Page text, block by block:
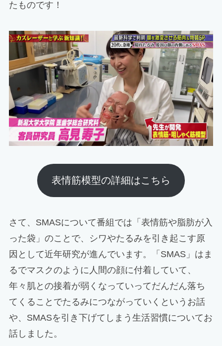
たものです！
表情筋模型の詳細はこちら
さて、SMASについて番組では「表情筋や脂肪が入
った袋」のことで、シワやたるみを引き起こす原
因として近年研究が進んでいます。「SMAS」はま
るでマスクのように人間の顔に付着していて、
年々肌との接着が弱くなっていってだんだん落ち
てくることでたるみにつながっていくというお話
や、SMASを引き下げてしまう生活習慣についてお
話しました。